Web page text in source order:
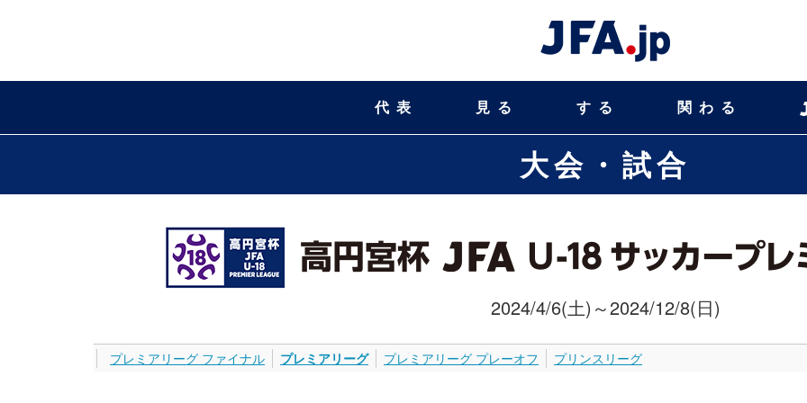
代表 見る する 関わる
大会・試合
2024/4/6(土)～2024/12/8(日)
プレミアリーグ ファイナル プレミアリーグ プレミアリーグ プレーオフ プリンスリーグ